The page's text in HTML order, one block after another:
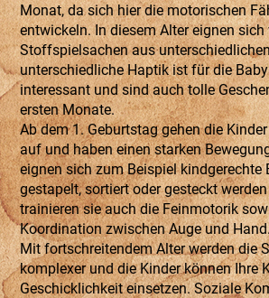
Monat, da sich hier die motorischen
entwickeln. In diesem Alter eignen
Stoffspielsachen aus
unterschiedliche Haptik ist für die
interessant und sind auch tolle
ersten Monate.
Ab dem 1. Geburtstag gehen die
auf und haben einen starken
eignen sich zum Beispiel kindgerechte
gestapelt, sortiert oder gesteckt
trainieren sie auch die Feinmotorik
Koordination zwischen Auge und Hand.
Mit fortschreitendem Alter werden die
komplexer und die Kinder können Ihre
Geschicklichkeit einsetzen. Soziale